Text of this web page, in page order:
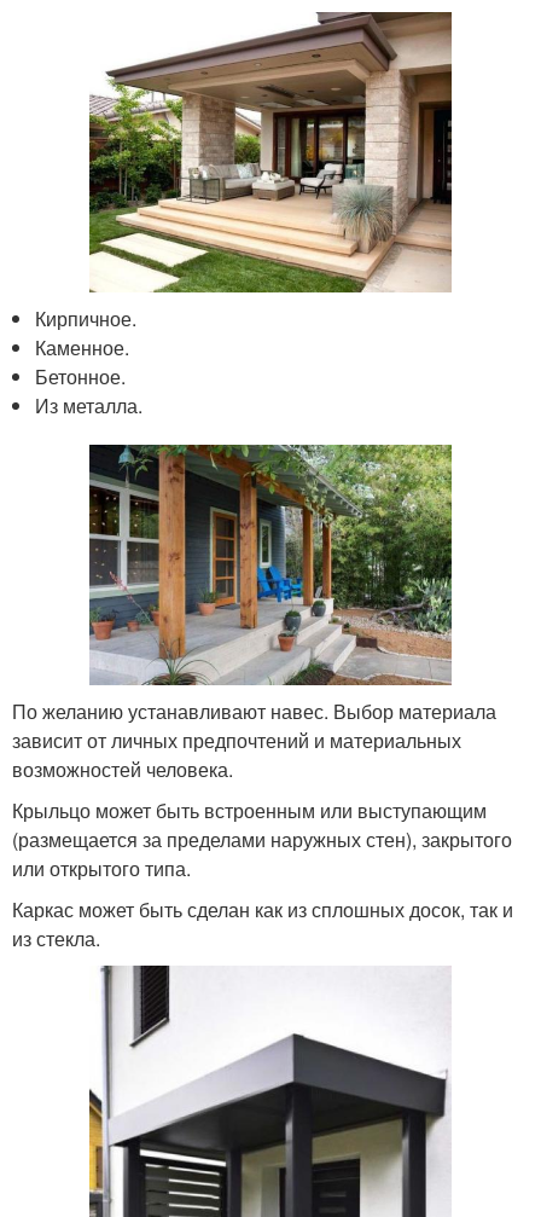
Кирпичное.
Каменное.
Бетонное.
Из металла.
По желанию устанавливают навес. Выбор материала
зависит от личных предпочтений и материальных
возможностей человека.
Крыльцо может быть встроенным или выступающим
(размещается за пределами наружных стен), закрытого
или открытого типа.
Каркас может быть сделан как из сплошных досок, так и
из стекла.